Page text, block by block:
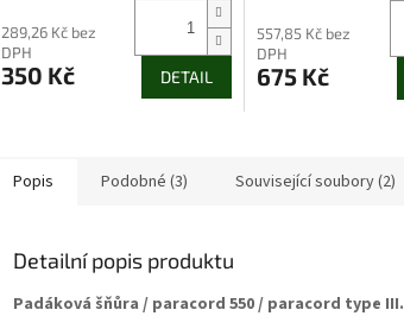
289,26 Kč bez
DPH
350 Kč DETAIL
557,85 Kč bez
DPH
675 Kč
Popis Podobné (3) Související soubory (2)
Detailní popis produktu
Padáková šňůra / paracord 550 / paracord type III.